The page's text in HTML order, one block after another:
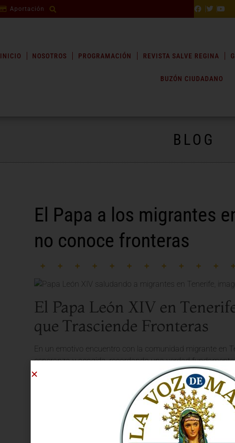
Aportación
INICIO NOSOTROS PROGRAMACIÓN REVISTA SALVE REGINA
BUZÓN CIUDADANO
BLOG
El Papa a los migrantes
no conoce fronteras
El Papa León XIV en
que Trasciende Fronteras
En un emotivo encuentro con la comunidad migrante en
esperanza y acogida, recordando una verdad
pronunciadas con profunda ternura y convicción,
y difíciles caminos en busca de una vida mejor. El Santo
Acogida y Dignidad: El